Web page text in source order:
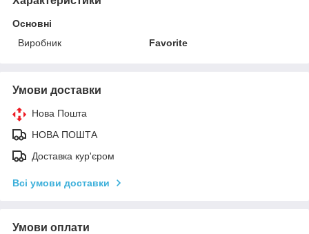
Основні
Виробник
Favorite
Умови доставки
Нова Пошта
НОВА ПОШТА
Доставка кур'єром
Всі умови доставки
Умови оплати